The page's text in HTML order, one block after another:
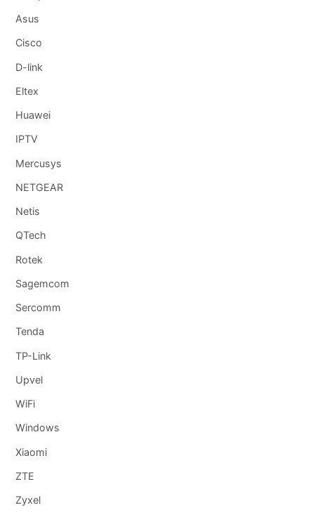
Asus
Cisco
D-link
Eltex
Huawei
IPTV
Mercusys
NETGEAR
Netis
QTech
Rotek
Sagemcom
Sercomm
Tenda
TP-Link
Upvel
WiFi
Windows
Xiaomi
ZTE
Zyxel